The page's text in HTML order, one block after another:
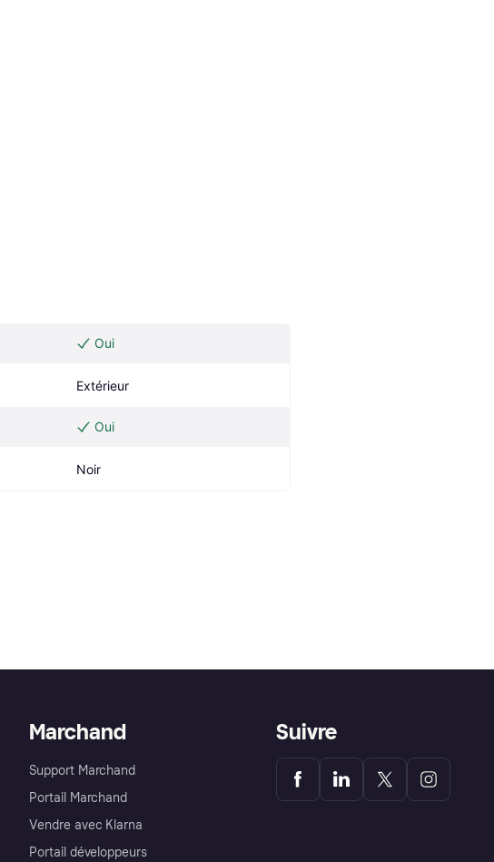
Oui
Extérieur
Oui
Noir
Marchand
Support Marchand
Portail Marchand
Vendre avec Klarna
Portail développeurs
Suivre